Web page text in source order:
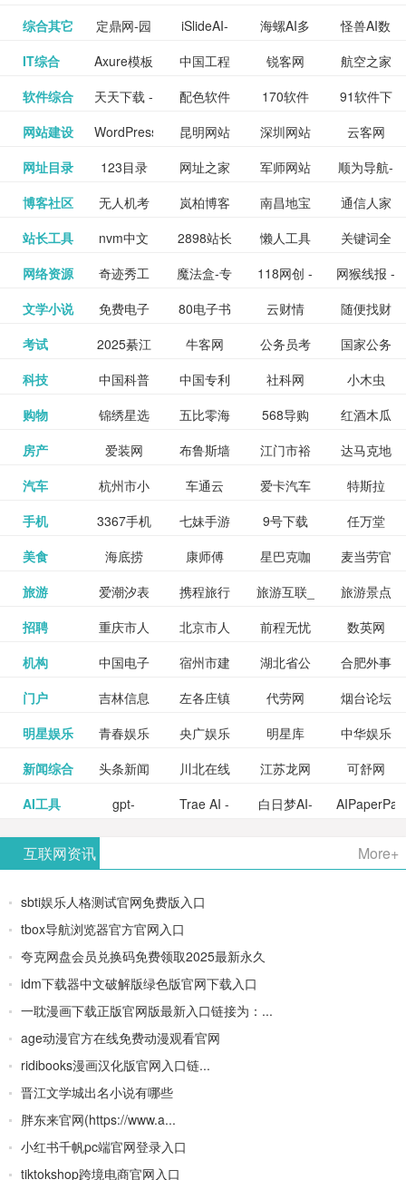
全 频
包括上映
影片的影
讯查询及
购票服
务。你可
和看过的
电影电视
剧，顺便
打分、写
味，豆瓣
电影会推
荐好电影
给你。
_www.sanmao.com.cn_
素材免费
图库
nas论
坛|nas1.cn|nas1|nas
流社区
文写作-AI
毕业设计-
PPT模板
生成
作 - 国内
领先的AI
图片、文
案创作平
讯飞星火-
懂我的AI
助手
更多>>
综合其它 定鼎网-园
林景观建
筑室内设
iSlideAI-
一键生成
PPT模板
海螺AI多
模态大语
言模型
怪兽AI数
字人
九章开物 更多>>
IT综合 Axure模板
网
中国工程
科技知识
中心
锐客网
航空之家
牛品汇
更多>>
软件综合 天天下载 -
绿色精品
软件应用
配色软件
园
170软件
下载站
91软件下
载
yx12345
下载站
更多>>
网站建设 WordPress
主题模板
下载_爱主
昆明网站
建设
深圳网站
建设
云客网
SEO众包
服务平台
深圳网站
建设
更多>>
网址目录 123目录
网
网址之家 军师网站
目录网址
大全
顺为导航-
办公运营
工具导航
易推分类
目录网
更多>>
博客社区 无人机考
证资讯网
岚柏博客 南昌地宝
网_南昌论
坛
通信人家
园
精易论坛 更多>>
站长工具 nvm中文
网
2898站长
资源平台
懒人工具 关键词全
网指数查
询
SEO工具
- 站长之家
更多>>
网络资源 奇迹秀工
具箱-设计
师必备设
辅助神器
魔法盒-专
业的游戏
动画特效
118网创 -
创业项目
资源分享
网猴线报 -
一个简单
且纯粹的
网站
线报酷 -
专注线报
活动
更多>>
文学小说 免费电子
书下载
网,txt小说
完结txt小
说-书本网
80电子书
_八零电子
书_80txt_
云财情 随便找财
经网
钱如故 更多>>
考试 2025綦江
区中考志
愿填报系
牛客网 公务员考
试-中公教
育网
国家公务
员局
公务员考
试信息网
更多>>
科技 中国科普
博览
中国专利
信息网
社科网
小木虫
中国科学
院
更多>>
购物 锦绣星选
海淘
五比零海
淘网
568导购
网
红酒木瓜
靓汤官网
淘宝 更多>>
房产 爱装网 布鲁斯墙
纸
江门市裕
华墙纸
达马克地
产
格莱美墙
纸
更多>>
汽车 杭州市小
客车总量
调控管理
车通云 爱卡汽车
导购
特斯拉
百度有驾
网
更多>>
手机 3367手机
游戏
七妹手游 9号下载
任万堂
游戏邦
更多>>
美食 海底捞 康师傅 星巴克咖
啡
麦当劳官
网
心食谱网 更多>>
旅游 爱潮汐表 携程旅行
网
旅游互联_
景点门票
预订
旅游景点
点评-猫途
鹰
北京旅游
网
更多>>
招聘 重庆市人
力资源和
社会保障
北京市人
力资源和
社会保障
前程无忧
招聘网
数英网
聘才网
更多>>
机构 中国电子
检验检疫
业务网
宿州市建
委网
湖北省公
管局
合肥外事
办
湖北省粮
食局
更多>>
门户 吉林信息
网
左各庄镇
论坛
代劳网
烟台论坛
腾讯充值
中心
更多>>
明星娱乐 青春娱乐
网
央广娱乐
网,
明星库 中华娱乐
网
网易娱乐 更多>>
新闻综合 头条新闻 川北在线 江苏龙网
可舒网
巾帼网
更多>>
AI工具 gpt-
OpenAI最
新AI图像
生成器
Trae AI -
境/深度集
成
Doubao-
1.5-pro与
白日梦AI-
- AI论文写
高质量
PPT
互联网资讯 More+
sbti娱乐人格测试官网免费版入口
tbox导航浏览器官方官网入口
夸克网盘会员兑换码免费领取2025最新永久
idm下载器中文破解版绿色版官网下载入口
一耽漫画下载正版官网版最新入口链接为：...
age动漫官方在线免费动漫观看官网
ridibooks漫画汉化版官网入口链...
晋江文学城出名小说有哪些
胖东来官网(https://www.a...
小红书千帆pc端官网登录入口
tiktokshop跨境电商官网入口